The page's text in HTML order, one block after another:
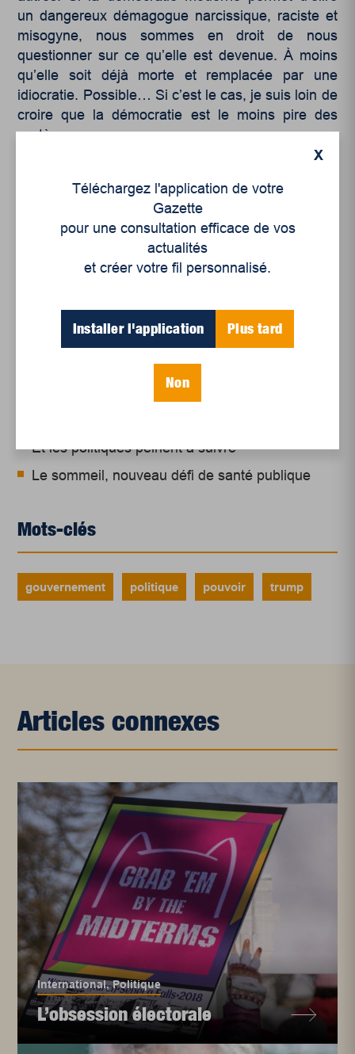
un dangereux démagogue narcissique, raciste et
misogyne, nous sommes en droit de nous
questionner sur ce qu’elle est devenue. À moins
qu’elle soit déjà morte et remplacée par une
idiocratie. Possible… Si c’est le cas, je suis loin de
croire que la démocratie est le moins pire des
systèmes.
Articles récents
Un siècle de Mauriciennes dans la presse
régionale
Le sport professionnel féminin : en mouvement,
Et les politiques peinent à suivre
Le sommeil, nouveau défi de santé publique
Mots-clés
gouvernement politique pouvoir trump
Articles connexes
International,Politique
L’obsession électorale
X
Téléchargez l'application de votre
Gazette
pour une consultation efficace de vos
actualités
et créer votre fil personnalisé.
Installer l'application Plus tard
Non